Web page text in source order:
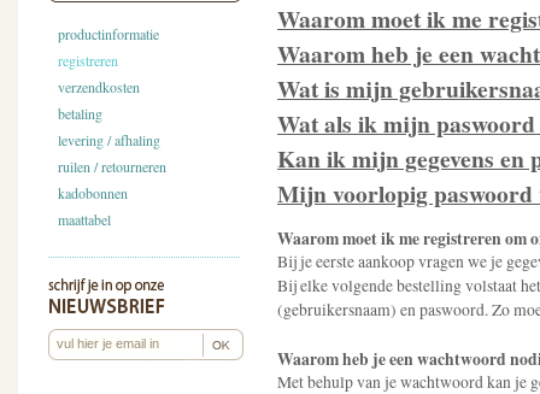
productinformatie
registreren
verzendkosten
betaling
levering / afhaling
ruilen / retourneren
kadobonnen
maattabel
Waarom moet ik me
Waarom heb je een
Wat is mijn
Wat als ik mijn
Kan ik mijn gegevens en
Mijn voorlopig
Waarom moet ik me registreren om
Bij je eerste aankoop vragen we je
Bij elke volgende bestelling volstaat
(gebruikersnaam) en paswoord. Zo
Waarom heb je een wachtwoord
Met behulp van je wachtwoord kan je